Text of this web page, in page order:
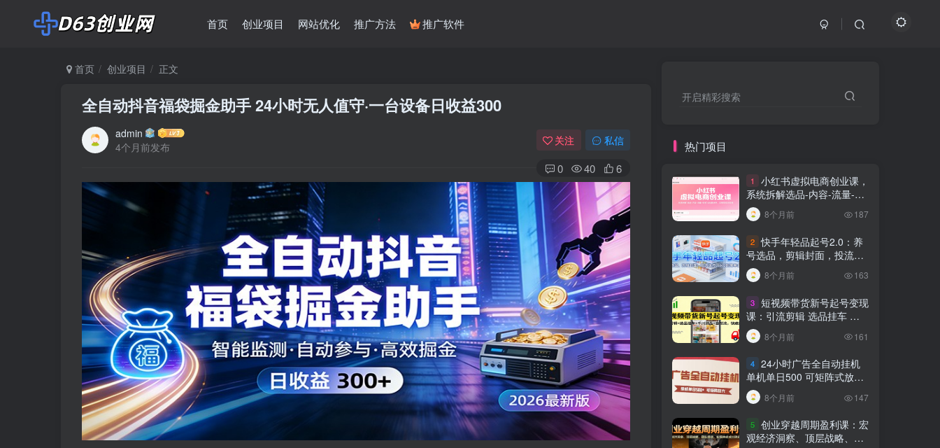
首页 创业项目 网站优化 推广方法 推广软件
首页 创业项目 正文
全自动抖音福袋掘金助手 24小时无人值守·一台设备日收益300
admin
4个月前发布
关注 私信
0 40 6
开启精彩搜索
热门项目
1
小红书虚拟电商创业课，
系统拆解选品-内容-流量-变
现，实现零成本变现
8个月前 187
2 快手年轻品起号2.0：养
号选品，剪辑封面，投流技
巧，从0到爆单全流程
8个月前 163
3 短视频带货新号起号变现
课：引流剪辑 选品挂车 千
川测品 自然流，快速起量
8个月前 161
4 24小时广告全自动挂机
单机单日500 可矩阵式放大
无需人工看守 新手小白轻松
玩转8个月前 147
5 创业穿越周期盈利课：宏
观经济洞察、顶层战略、团